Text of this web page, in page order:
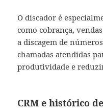
O discador é
como cobrança,
a discagem de
chamadas atendidas
produtividade e
CRM e histórico